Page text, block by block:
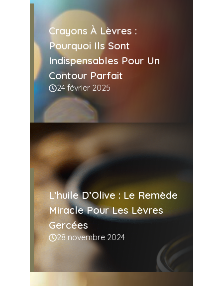
Crayons À Lèvres :
Pourquoi Ils Sont
Indispensables Pour Un
Contour Parfait
24 février 2025
L’huile D’Olive : Le Remède
Miracle Pour Les Lèvres
Gercées
28 novembre 2024